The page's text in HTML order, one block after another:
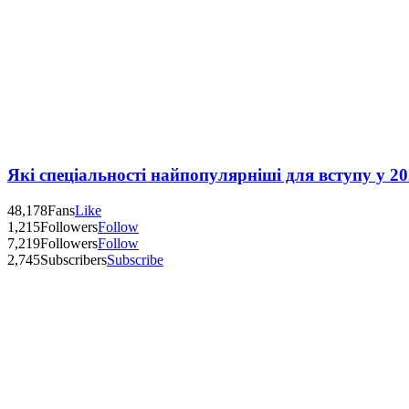
Які спеціальності найпопулярніші для вступу у
48,178FansLike
1,215FollowersFollow
7,219FollowersFollow
2,745SubscribersSubscribe